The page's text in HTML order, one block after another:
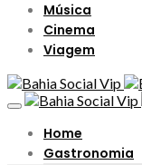
Música
Cinema
Viagem
Home
Gastronomia